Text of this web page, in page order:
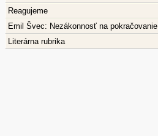
Reagujeme
Emil Švec: Nezákonnosť na pokračovanie
Literárna rubrika